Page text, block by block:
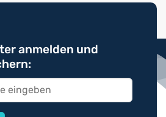
anmelden und